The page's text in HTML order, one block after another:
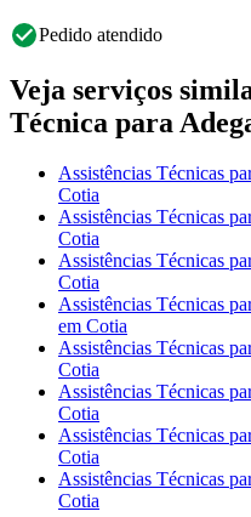
Pedido atendido
Veja serviços
Técnica para
Assistências Técnicas
Cotia
Assistências Técnicas
Cotia
Assistências Técnicas
Cotia
Assistências Técnicas
em Cotia
Assistências Técnicas
Cotia
Assistências Técnicas
Cotia
Assistências Técnicas
Cotia
Assistências Técnicas
Cotia